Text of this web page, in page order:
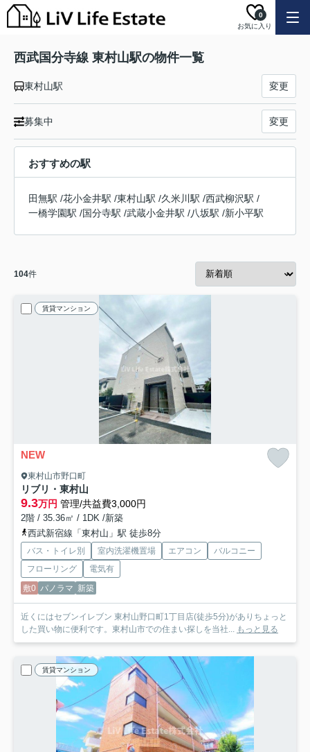
お気に入り
0
西武国分寺線 東村山駅の物件一覧
東村山駅 変更
募集中 変更
おすすめの駅
田無駅 /花小金井駅 /東村山駅 /久米川駅 /西武柳沢駅 /
一橋学園駅 /国分寺駅 /武蔵小金井駅 /八坂駅 /新小平駅
104件
賃貸マンション
NEW
東村山市野口町
リブリ・東村山
9.3万円 管理/共益費3,000円
2階 / 35.36㎡ / 1DK /新築
西武新宿線「東村山」駅 徒歩8分
バス・トイレ別 室内洗濯機置場 エアコン
バルコニー
フローリング
電気有
敷0 パノラマ 新築
近くにはセブンイレブン 東村山野口町1丁目店(徒歩5分)がありちょっと
した買い物に便利です。東村山市での住まい探しを当社... もっと見る
賃貸マンション